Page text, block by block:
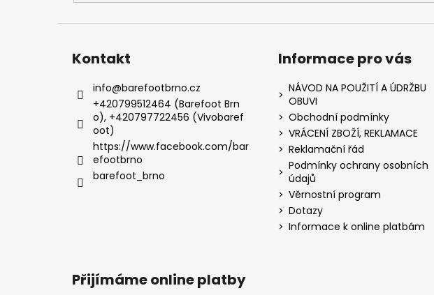
Kontakt
info@barefootbrno.cz
+420799512464 (Barefoot Brn
o), +420797722456 (Vivobaref
oot)
https://www.facebook.com/bar
efootbrno
barefoot_brno
Informace pro vás
NÁVOD NA POUŽITÍ A ÚDRŽBU
OBUVI
Obchodní podmínky
VRÁCENÍ ZBOŽÍ, REKLAMACE
Reklamační řád
Podmínky ochrany osobních
údajů
Věrnostní program
Dotazy
Informace k online platbám
Přijímáme online platby